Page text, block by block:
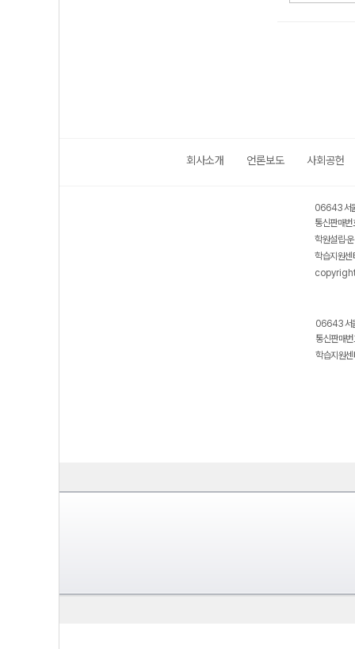
회사소개 언론보도 사회공헌
06643 서
통신판매
학원설립·
학습지원
06643 서
통신판매
학습지원